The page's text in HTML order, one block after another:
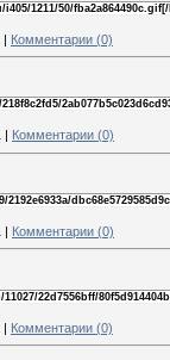
1211/50/
| Комментарии (0)
Комментарии (0)
| Комментарии (0)
22d7556bff/
| Комментарии (0)